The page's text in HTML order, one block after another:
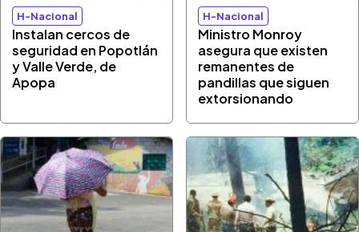
H-Nacional
Instalan cercos de
seguridad en Popotlán
y Valle Verde, de
Apopa
H-Nacional
Ministro Monroy
asegura que existen
remanentes de
pandillas que siguen
extorsionando